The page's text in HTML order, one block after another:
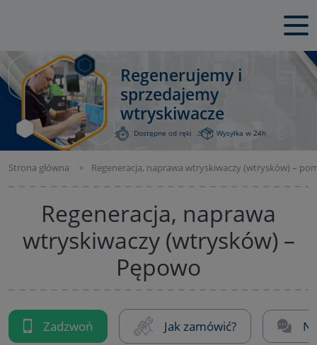
Regenerujemy i
sprzedajemy
wtryskiwacze
Dostępne od ręki Wysyłka w 24h
Strona główna Regeneracja, naprawa wtryskiwaczy (wtrysków) –
Regeneracja, naprawa
wtryskiwaczy (wtrysków) –
Pępowo
Zadzwoń Jak zamówić?